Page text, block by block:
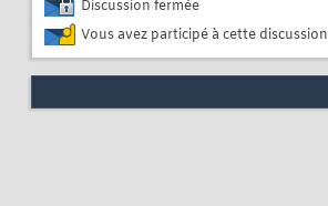
Discussion fermée
Vous avez participé à cette discussion